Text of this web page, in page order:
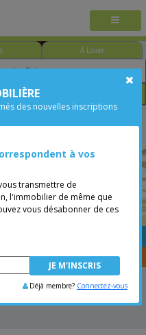
À Louer
propriétés avecCENTRIS
des nouvelles inscriptions
à vos
transmettre de
l'immobilier de même que
vous désabonner de ces
Déjà membre? Connectez-vous